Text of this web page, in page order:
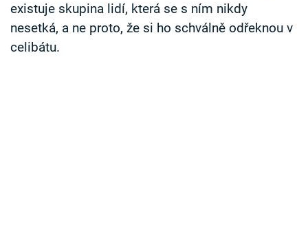
existuje skupina lidí, která se s ním nikdy
nesetká, a ne proto, že si ho schválně odřeknou v
celibátu.